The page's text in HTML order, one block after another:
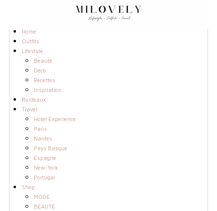
Home
Outfits
Lifestyle
Beauté
Déco
Recettes
Inspiration
Bordeaux
Travel
Hotel Experience
Paris
Nantes
Pays Basque
Espagne
New-York
Portugal
Shop
MODE
BEAUTÉ